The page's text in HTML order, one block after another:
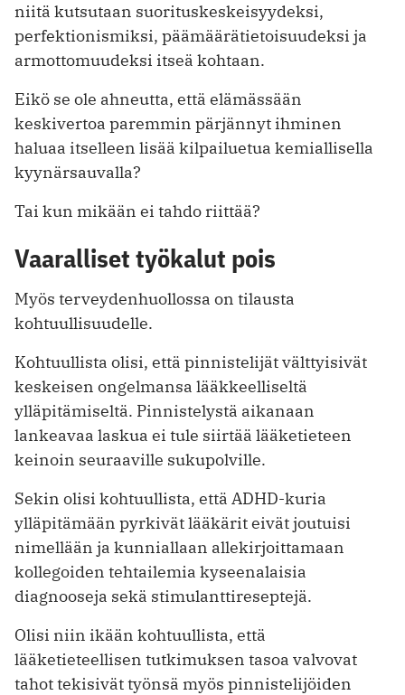
niitä kutsutaan suorituskeskeisyydeksi,
perfektionismiksi, päämäärätietoisuudeksi ja
armottomuudeksi itseä kohtaan.
Eikö se ole ahneutta, että elämässään
keskivertoa paremmin pärjännyt ihminen
haluaa itselleen lisää kilpailuetua kemiallisella
kyynärsauvalla?
Tai kun mikään ei tahdo riittää?
Vaaralliset työkalut pois
Myös terveydenhuollossa on tilausta
kohtuullisuudelle.
Kohtuullista olisi, että pinnistelijät välttyisivät
keskeisen ongelmansa lääkkeelliseltä
ylläpitämiseltä. Pinnistelystä aikanaan
lankeavaa laskua ei tule siirtää lääketieteen
keinoin seuraaville sukupolville.
Sekin olisi kohtuullista, että ADHD-kuria
ylläpitämään pyrkivät lääkärit eivät joutuisi
nimellään ja kunniallaan allekirjoittamaan
kollegoiden tehtailemia kyseenalaisia
diagnooseja sekä stimulanttireseptejä.
Olisi niin ikään kohtuullista, että
lääketieteellisen tutkimuksen tasoa valvovat
tahot tekisivät työnsä myös pinnistelijöiden